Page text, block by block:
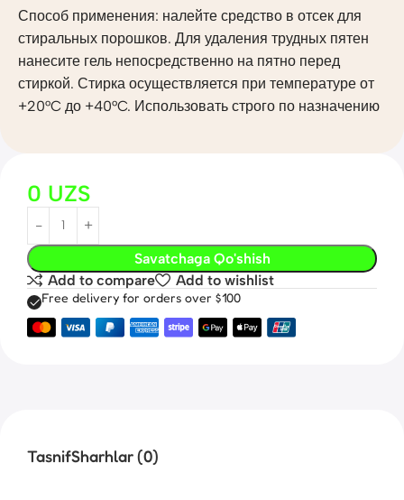
Способ применения: налейте средство в отсек для
стиральных порошков. Для удаления трудных пятен
нанесите гель непосредственно на пятно перед
стиркой. Стирка осуществляется при температуре от
+20°C до +40°C. Использовать строго по назначению
0 UZS
Savatchaga Qo'shish
Add to compare
Add to wishlist
Free delivery for orders over $100
TasnifSharhlar (0)